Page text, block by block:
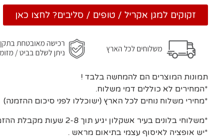
זקוקים למגן אקריל / טופים / סליבים? לחצו כאן
תמונות המוצרים הם להמחשה בלבד !
*המחירים לא כוללים דמי משלוח.
*מחירי משלוח נוחים לכל הארץ (ישוכללו לפני סיכום ההזמנה)
*משלוחי בלונים בעיר אשקלון יגיע תוך 2-8 שעות מקבלת ההזמנה ואישורה.
*יש אופציה לאיסוף עצמי בתיאום מראש .